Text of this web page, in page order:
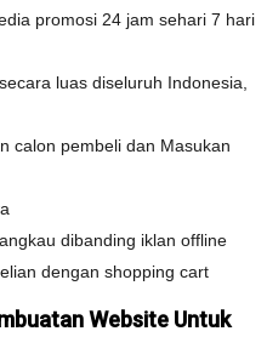
promosi 24 jam sehari 7 hari
luas diseluruh Indonesia,
calon pembeli dan Masukan
dibanding iklan offline
dengan shopping cart
Website Untuk